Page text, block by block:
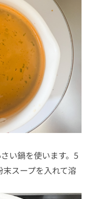
い鍋を使います。5
スープを入れて溶